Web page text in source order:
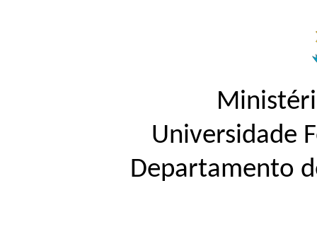
Universidade
Departamento